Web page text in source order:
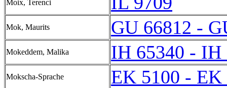
Moix, Terenci
Mok, Maurits GU 66812 -
Mokeddem, Malika IH 65340 - IH
Mokscha-Sprache EK 5100 - EK